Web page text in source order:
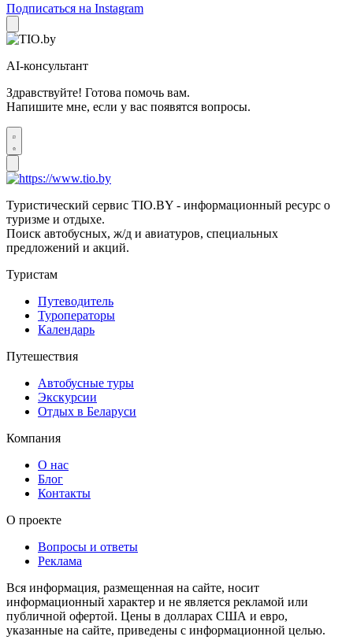
Подписаться на Instagram
AI-консультант
Здравствуйте! Готова помочь вам.
Напишите мне, если у вас появятся вопросы.
Туристический сервис TIO.BY - информационный ресурс о
туризме и отдыхе.
Поиск автобусных, ж/д и авиатуров, специальных
предложений и акций.
Туристам
Путеводитель
Туроператоры
Календарь
Путешествия
Автобусные туры
Экскурсии
Отдых в Беларуси
Компания
О нас
Блог
Контакты
О проекте
Вопросы и ответы
Реклама
Вся информация, размещенная на сайте, носит
информационный характер и не является рекламой или
публичной офертой. Цены в долларах США и евро,
указанные на сайте, приведены с информационной целью.